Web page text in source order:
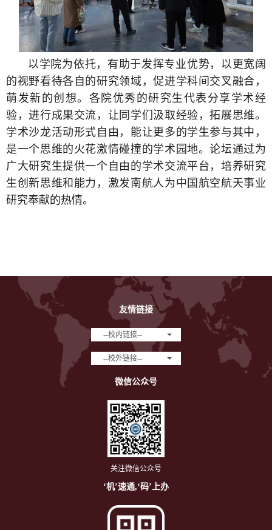
以学院为依托，有助于发挥专业优势，以更宽阔
的视野看待各自的研究领域，促进学科间交叉融合，
萌发新的创想。各院优秀的研究生代表分享学术经
验，进行成果交流，让同学们汲取经验，拓展思维。
学术沙龙活动形式自由，能让更多的学生参与其中，
是一个思维的火花激情碰撞的学术园地。论坛通过为
广大研究生提供一个自由的学术交流平台，培养研究
生创新思维和能力，激发南航人为中国航空航天事业
研究奉献的热情。
友情链接
--校内链接--
--校外链接--
微信公众号
关注微信公众号
‘机’速通,‘码’上办